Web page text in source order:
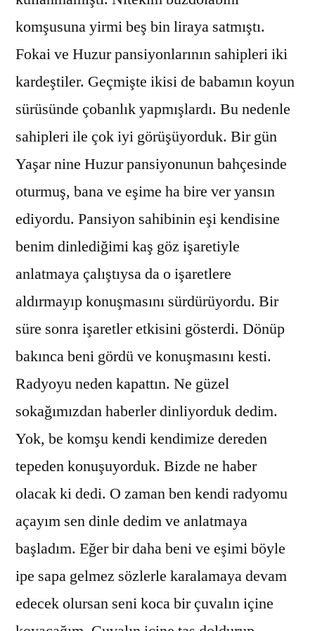
komşusuna yirmi beş bin liraya satmıştı.
Fokai ve Huzur pansiyonlarının sahipleri iki
kardeştiler. Geçmişte ikisi de babamın koyun
sürüsünde çobanlık yapmışlardı. Bu nedenle
sahipleri ile çok iyi görüşüyorduk. Bir gün
Yaşar nine Huzur pansiyonunun bahçesinde
oturmuş, bana ve eşime ha bire ver yansın
ediyordu. Pansiyon sahibinin eşi kendisine
benim dinlediğimi kaş göz işaretiyle
anlatmaya çalıştıysa da o işaretlere
aldırmayıp konuşmasını sürdürüyordu. Bir
süre sonra işaretler etkisini gösterdi. Dönüp
bakınca beni gördü ve konuşmasını kesti.
Radyoyu neden kapattın. Ne güzel
sokağımızdan haberler dinliyorduk dedim.
Yok, be komşu kendi kendimize dereden
tepeden konuşuyorduk. Bizde ne haber
olacak ki dedi. O zaman ben kendi radyomu
açayım sen dinle dedim ve anlatmaya
başladım. Eğer bir daha beni ve eşimi böyle
ipe sapa gelmez sözlerle karalamaya devam
edecek olursan seni koca bir çuvalın içine